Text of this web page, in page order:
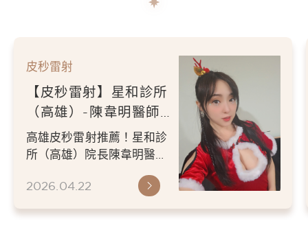
皮秒雷射
【皮秒雷射】星和診所
（高雄）-陳韋明醫師-
想要過年走春出遊時時
候擁有漂亮的肌膚 -茉
高雄皮秒雷射推薦！星和診
所（高雄）院長陳韋明醫師
色素沉著提供客製化皮秒雷
2026.04.22